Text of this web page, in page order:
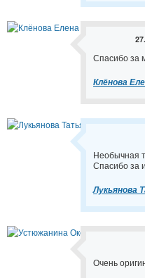
Спасибо за
Клёнова
Необычная
Спасибо за
Лукьянова
Очень